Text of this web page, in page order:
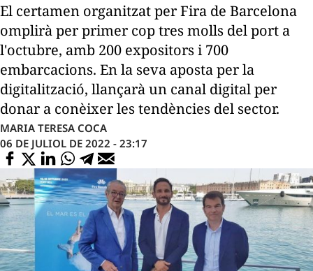
El certamen organitzat per Fira de Barcelona
omplirà per primer cop tres molls del port a
l'octubre, amb 200 expositors i 700
embarcacions. En la seva aposta per la
digitalització, llançarà un canal digital per
donar a conèixer les tendències del sector.
MARIA TERESA COCA
06 DE JULIOL DE 2022 - 23:17